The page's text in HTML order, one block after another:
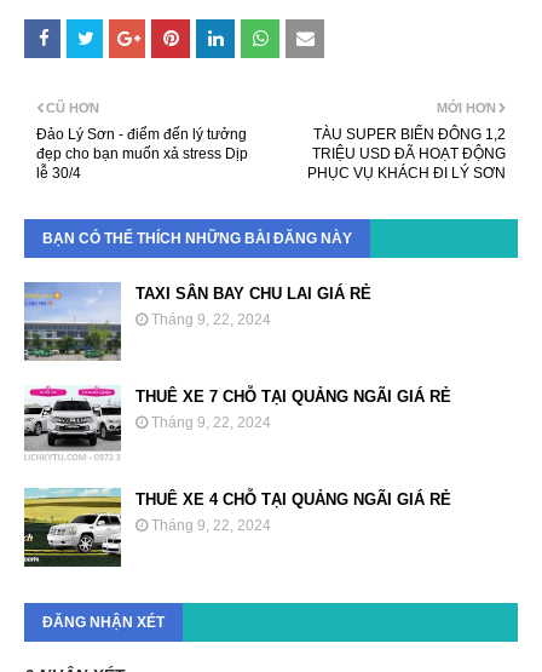
MỚI HƠN
TÀU SUPER BIỂN ĐÔNG 1,2
TRIỆU USD ĐÃ HOẠT ĐỘNG
PHỤC VỤ KHÁCH ĐI LÝ SƠN
CŨ HƠN
Đảo Lý Sơn - điểm đến lý tưởng
đẹp cho bạn muốn xả stress Dịp
lễ 30/4
BẠN CÓ THỂ THÍCH NHỮNG BÀI ĐĂNG NÀY
TAXI SÂN BAY CHU LAI GIÁ RẺ
Tháng 9, 22, 2024
THUÊ XE 7 CHỖ TẠI QUẢNG NGÃI GIÁ RẺ
Tháng 9, 22, 2024
THUÊ XE 4 CHỖ TẠI QUẢNG NGÃI GIÁ RẺ
Tháng 9, 22, 2024
ĐĂNG NHẬN XÉT